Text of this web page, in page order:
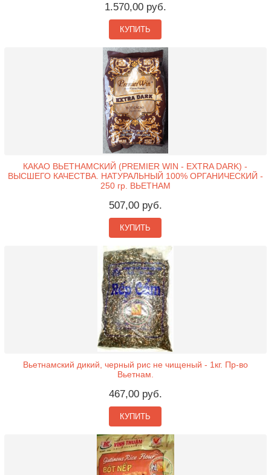
1.570,00 руб.
КУПИТЬ
КАКАО ВЬЕТНАМСКИЙ (PREMIER WIN - EXTRA DARK) -
ВЫСШЕГО КАЧЕСТВА. НАТУРАЛЬНЫЙ 100% ОРГАНИЧЕСКИЙ -
250 гр. ВЬЕТНАМ
507,00 руб.
КУПИТЬ
Вьетнамский дикий, черный рис не чищеный - 1кг. Пр-во
Вьетнам.
467,00 руб.
КУПИТЬ